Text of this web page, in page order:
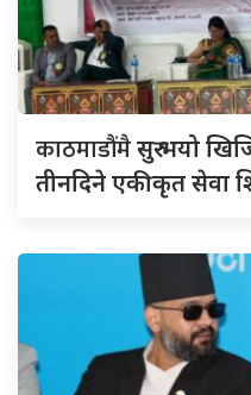
काठमाडौंमैसुरु भयो
तीनदिने एकीकृत सेवा